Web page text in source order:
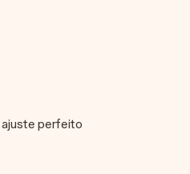
ajuste perfeito